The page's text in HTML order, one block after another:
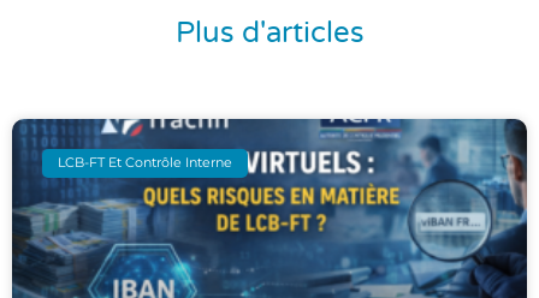
Plus d'articles
LCB-FT Et Contrôle Interne